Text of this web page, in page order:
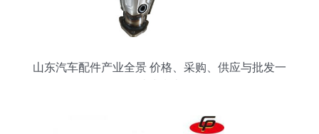
山东汽车配件产业全景 价格、采购、供应与批发一